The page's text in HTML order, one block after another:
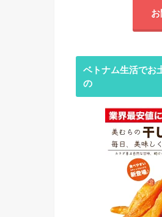
ベトナム生活でお
の